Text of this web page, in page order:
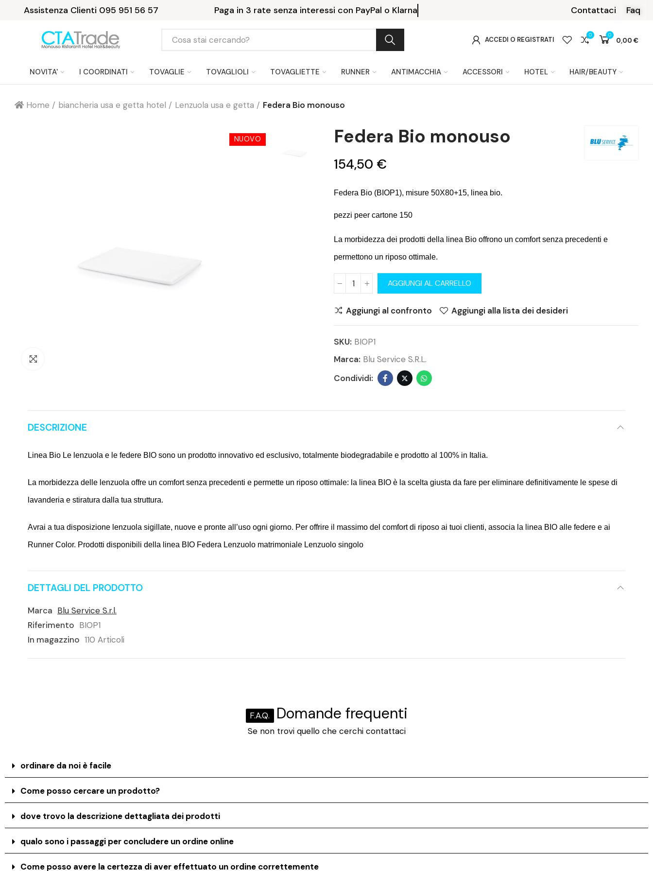
Assistenza Clienti 095 951 56 57 Paga in 3 rate senza interessi con PayPal o Klarna Contattaci Faq
ACCEDI O REGISTRATI
0 0
0,00 €
NOVITA' I COORDINATI TOVAGLIE TOVAGLIOLI TOVAGLIETTE RUNNER ANTIMACCHIA ACCESSORI HOTEL HAIR/BEAUTY
Home biancheria usa e getta hotel Lenzuola usa e getta Federa Bio monouso
NUOVO Federa Bio monouso
154,50 €
Federa Bio (BIOP1), misure 50X80+15, linea bio.
pezzi peer cartone 150
La morbidezza dei prodotti della linea Bio offrono un comfort senza precedenti e
permettono un riposo ottimale.
AGGIUNGI AL CARRELLO
Aggiungi al confronto Aggiungi alla lista dei desideri
SKU: BIOP1
Marca: Blu Service S.r.l.
DESCRIZIONE
Linea Bio Le lenzuola e le federe BIO sono un prodotto innovativo ed esclusivo, totalmente biodegradabile e prodotto al 100% in Italia.
La morbidezza delle lenzuola offre un comfort senza precedenti e permette un riposo ottimale: la linea BIO è la scelta giusta da fare per eliminare definitivamente le spese di
lavanderia e stiratura dalla tua struttura.
Avrai a tua disposizione lenzuola sigillate, nuove e pronte all’uso ogni giorno. Per offrire il massimo del comfort di riposo ai tuoi clienti, associa la linea BIO alle federe e ai
Runner Color. Prodotti disponibili della linea BIO Federa Lenzuolo matrimoniale Lenzuolo singolo
DETTAGLI DEL PRODOTTO
Marca Blu Service S.r.l.
Riferimento BIOP1
In magazzino 110 Articoli
F.A.Q. Domande frequenti
Se non trovi quello che cerchi contattaci
ordinare da noi è facile
Come posso cercare un prodotto?
dove trovo la descrizione dettagliata dei prodotti
qualo sono i passaggi per concludere un ordine online
Come posso avere la certezza di aver effettuato un ordine correttemente